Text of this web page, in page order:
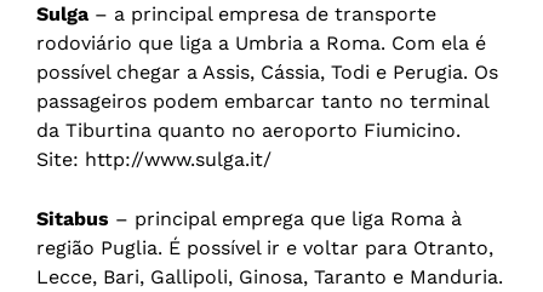
Sulga – a principal empresa de transporte
rodoviário que liga a Umbria a Roma. Com ela é
possível chegar a Assis, Cássia, Todi e Perugia. Os
passageiros podem embarcar tanto no terminal
da Tiburtina quanto no aeroporto Fiumicino.
Site: http://www.sulga.it/
Sitabus – principal emprega que liga Roma à
região Puglia. É possível ir e voltar para Otranto,
Lecce, Bari, Gallipoli, Ginosa, Taranto e Manduria.